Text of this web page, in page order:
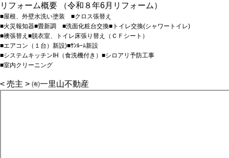
リフォーム概要 （令和８年6月リフォーム）
■屋根、外壁水洗い塗装 ■クロス張替え
■火災報知器■畳新調 ■洗面化粧台交換■トイレ交換(シャワートイレ)
■襖張替え■脱衣室、トイレ床張り替え（ＣＦシート）
■エアコン（１台）新設)■ｻﾝﾙｰﾑ新設
■システムキッチンIH（食洗機付き）■シロアリ予防工事
■室内クリーニング
< 売主 > ㈲一里山不動産